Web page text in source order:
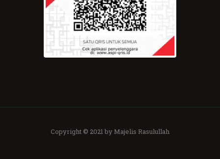
Copyright © 2021 by Majelis Rasulullah